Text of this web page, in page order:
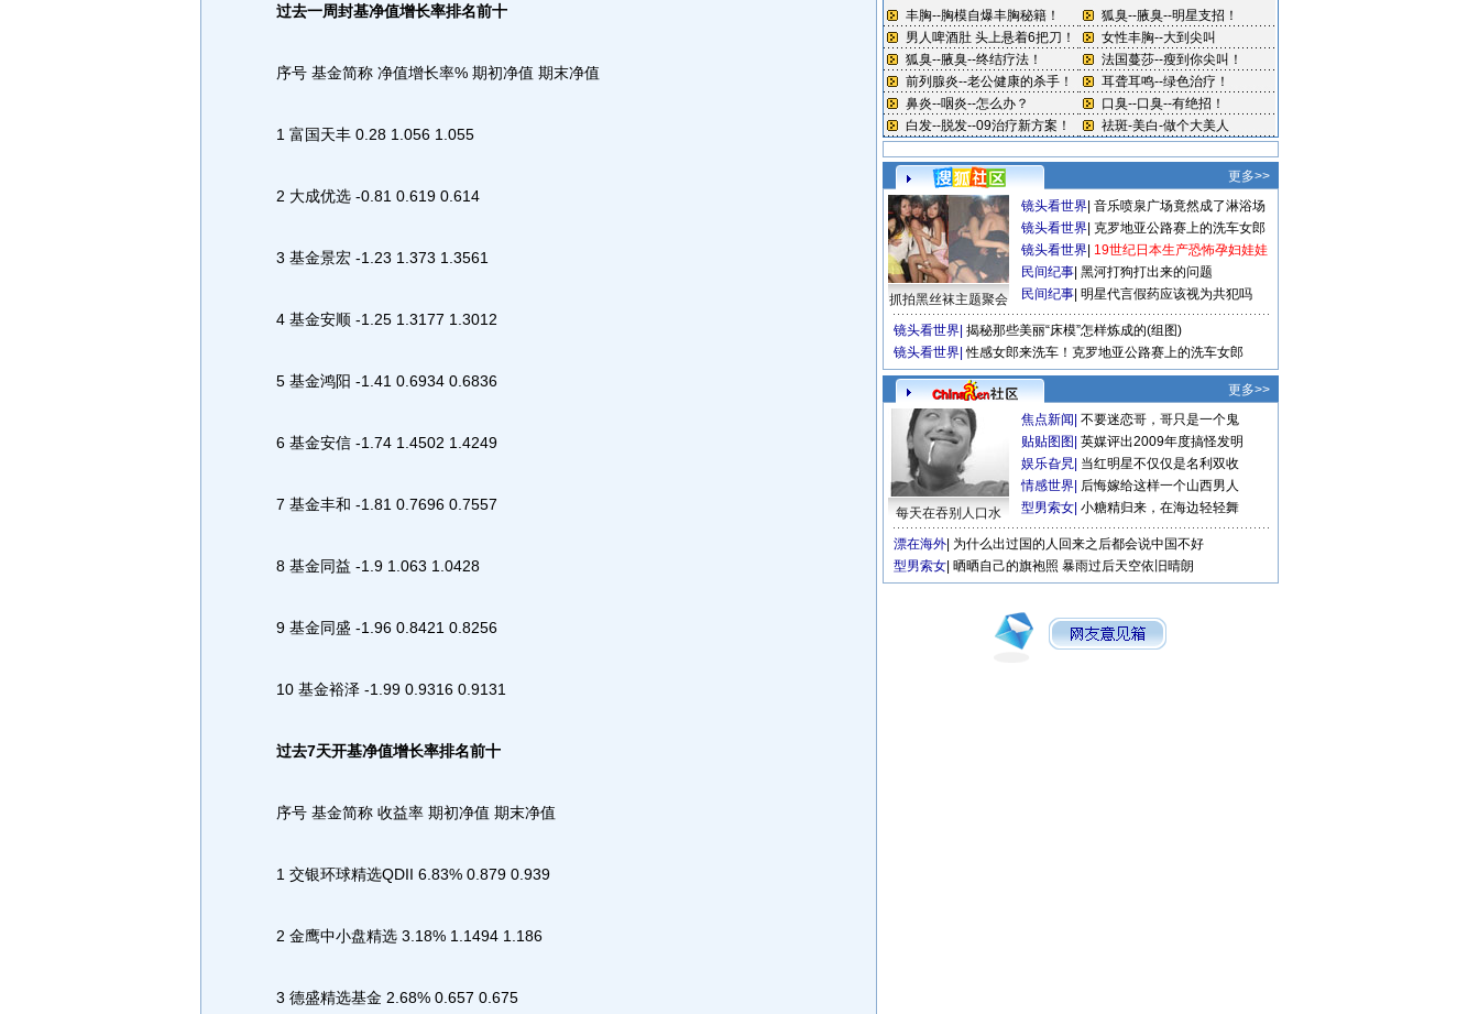
过去一周封基净值增长率排名前十
序号 基金简称 净值增长率% 期初净值 期末净值
1 富国天丰 0.28 1.056 1.055
2 大成优选 -0.81 0.619 0.614
3 基金景宏 -1.23 1.373 1.3561
4 基金安顺 -1.25 1.3177 1.3012
5 基金鸿阳 -1.41 0.6934 0.6836
6 基金安信 -1.74 1.4502 1.4249
7 基金丰和 -1.81 0.7696 0.7557
8 基金同益 -1.9 1.063 1.0428
9 基金同盛 -1.96 0.8421 0.8256
10 基金裕泽 -1.99 0.9316 0.9131
过去7天开基净值增长率排名前十
序号 基金简称 收益率 期初净值 期末净值
1 交银环球精选QDII 6.83% 0.879 0.939
2 金鹰中小盘精选 3.18% 1.1494 1.186
3 德盛精选基金 2.68% 0.657 0.675
更多>>
抓拍黑丝袜主题聚会
镜头看世界 音乐喷泉广场竟然成了淋浴场
镜头看世界 克罗地亚公路赛上的洗车女郎
镜头看世界 19世纪日本生产恐怖孕妇娃娃
民间纪事 黑河打狗打出来的问题
民间纪事 明星代言假药应该视为共犯吗
镜头看世界 揭秘那些美丽“床模”怎样炼成的(组图)
镜头看世界 性感女郎来洗车！克罗地亚公路赛上的洗车女郎
更多>>
每天在吞别人口水
焦点新闻 不要迷恋哥，哥只是一个鬼
贴贴图图 英媒评出2009年度搞怪发明
娱乐旮旯 当红明星不仅仅是名利双收
情感世界 后悔嫁给这样一个山西男人
型男索女 小糖精归来，在海边轻轻舞
漂在海外 为什么出过国的人回来之后都会说中国不好
型男索女 晒晒自己的旗袍照 暴雨过后天空依旧晴朗